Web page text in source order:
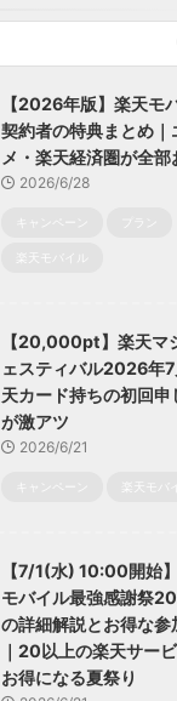
【2026年版】楽天モ
契約者の特典まとめ｜
メ・楽天経済圏が全部
2026/6/28
キャンペーン
楽天モバイル
【20,000pt】楽天マ
ェスティバル2026年
天カード持ちの初回申
が激アツ
2026/6/21
キャンペーン 楽天モバ
【7/1(水) 10:00開始
モバイル最強感謝祭
の詳細解説とお得な参
｜20以上の楽天サー
お得になる夏祭り